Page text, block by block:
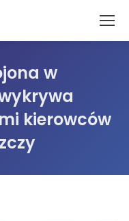
w
kierowców